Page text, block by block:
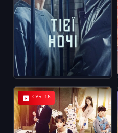
СУБ. 16